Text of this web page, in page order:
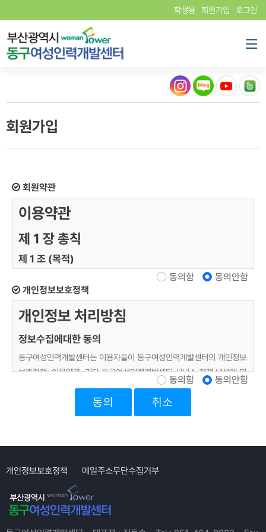
학생용 회원가입 로그인
회원가입
회원약관
이용약관
제 1 장 총칙
제 1 조 (목적)
이 약관은 여성부 지원 동구여성인력개발센터(이하 '센터')가 제공하는
서비스(이하 '서비스')의 이용조건 및 절차에 관한 사항을 규정함을 목적
으로 합니다.
제 2조 (용어 정의)
이 약관에서 사용하는 용어는 다음과 같습니다.
가. '회원'이라 함은 서비스를 제공받기 위해 센터가 인정하는 절차를 통
해 가입하여 이용자번호(ID)를 부여 받은 사람을 말합니다.
나. '이용자번호(ID)'라 함은 가입회원의 식별과 회원의 서비스 이용을
위해 고객이 선정하고 센터가 부여하는 문자와 숫자의 조합을 말합니다.
이 약관에서 사용하는 용어의 정의는 제1항에서 정하는 것을 제외하고는
관계법령 및 서비스 이용안내에서 정하는 바에 따릅니다.
제 3 조 (약관외 적용범위)
동의함
동의안함
개인정보보호정책
개인정보 처리방침
정보수집에대한 동의
동구여성인력개발센터는 이용자들이 동구여성인력개발센터의 개인정보
보호정책, 이용약관, 기타 동구여성인력개발센터 서비스 정책 내용에 대
하여 <동의> 버튼 또는 <취소> 버튼을 클릭할 수 있는 절차를 마련하
여, <동의> 버튼을 클릭하면 개인정보 수집에 대해 동의한 것으로 봅니
개인정보의 수집목적 및 이용목적
어 있는 성명, 주민등록번호 등의 사항에 의하여 당해 개인을 식별할 수
있는 정보(당해 정보만으로는 특정 개인을 식별할 수 없더라도 다른 정
보와 용이하게 결합하여 식별할 수 있는 것을 포함)를 말합니다.
동의함 동의안함
취소
개인정보보호정책 메일주소무단수집거부